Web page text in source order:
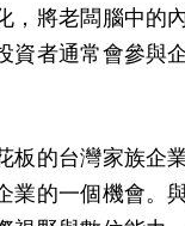
，將老闆腦中的
資者通常會參與
板的台灣家族企
業的一個機會。